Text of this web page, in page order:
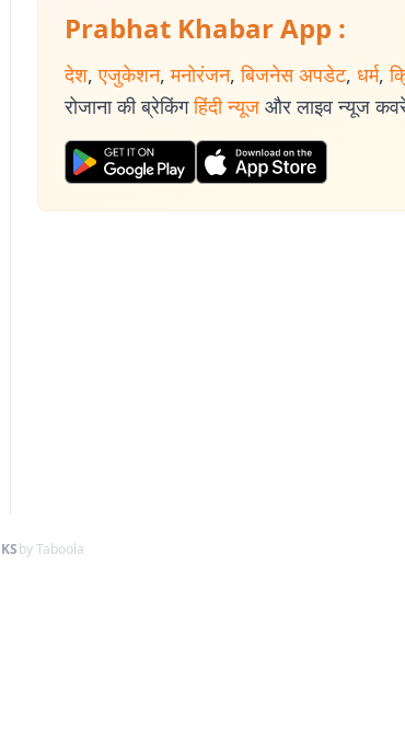
Prabhat Khabar App :
देश, एजुकेशन, मनोरंजन, बिजनेस अपडेट, धर्म,
रोजाना की ब्रेकिंग हिंदी न्यूज और लाइव न्यूज
by Taboola